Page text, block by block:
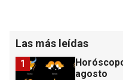
Las más leídas
agosto
1